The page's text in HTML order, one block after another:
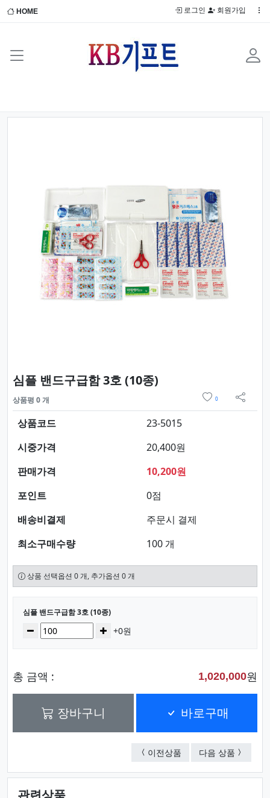
HOME 로그인 회원가입
Previous
심플 밴드구급함 3호 (10종)
상품평 0 개 0
sns 공
상품코드
23-5015
시중가격
20,400원
판매가격
10,200원
포인트
0점
배송비결제
주문시 결제
최소구매수량
100 개
상품 선택옵션 0 개, 추가옵션 0 개
선택된 옵션
심플 밴드구급함 3호 (10종)
수량감소 증가+0원
총 금액 : 1,020,000원
장바구니 바로구매
이전상품 심플 밴드구급함 2호
다음 상품 미니 구